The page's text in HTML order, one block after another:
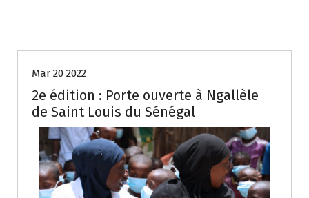
Mar 20 2022
2e édition : Porte ouverte à Ngallèle
de Saint Louis du Sénégal